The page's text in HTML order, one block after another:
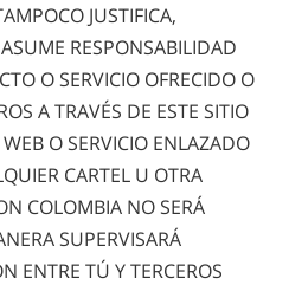
JUSTIFICA,
RESPONSABILIDAD
O SERVICIO OFRECIDO O
A TRAVÉS DE ESTE SITIO
O SERVICIO ENLAZADO
CARTEL U OTRA
COLOMBIA NO SERÁ
SUPERVISARÁ
ENTRE TÚ Y TERCEROS